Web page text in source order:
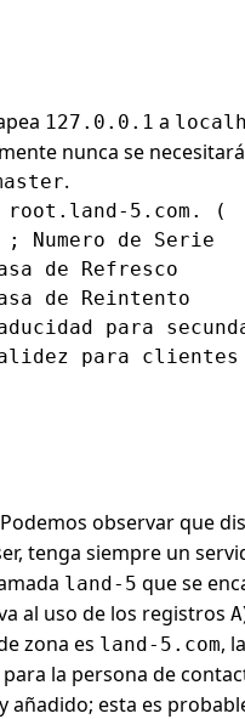
127.0.0.1 a
nunca se
.
5.com. (
Numero de Serie
de Refresco
de Reintento
para
para clientes
observar que
tenga siempre un
land-5 que se
al uso de los registros A
zona es land-5.com,
la persona de
esta es